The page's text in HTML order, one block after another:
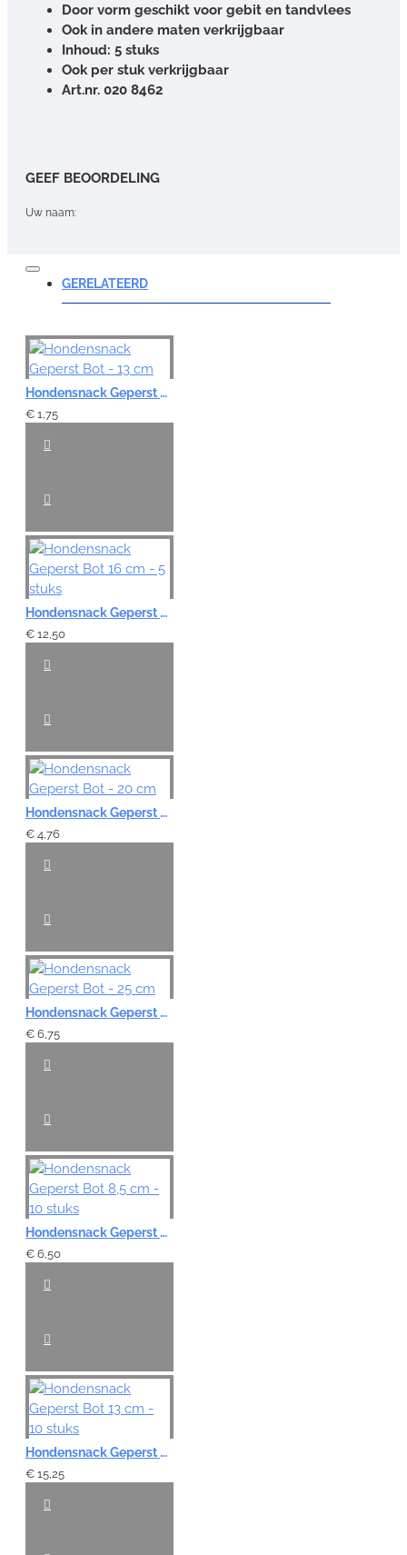
Door vorm geschikt voor gebit en tandvlees
Ook in andere maten verkrijgbaar
Inhoud: 5 stuks
Ook per stuk verkrijgbaar
Art.nr. 020 8462
GEEF BEOORDELING
Uw naam:
Opmerking:
Note:HTML-code wordt niet vertaald!
Waardering:
GERELATEERD
Hondensnack Geperst Bot - 13 cm
€ 1,75
Hondensnack Geperst Bot 16 cm - 5 stuks
€ 12,50
Hondensnack Geperst Bot - 20 cm
€ 4,76
Hondensnack Geperst Bot - 25 cm
€ 6,75
Hondensnack Geperst Bot 8,5 cm - 10 stuks
€ 6,50
Hondensnack Geperst Bot 13 cm - 10 stuks
€ 15,25